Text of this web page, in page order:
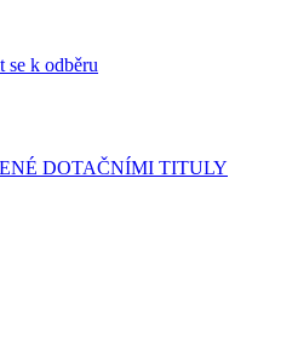
se k odběru
DOTAČNÍMI TITULY